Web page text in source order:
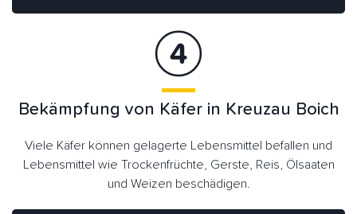
Bekämpfung von Käfer in Kreuzau Boich
Viele Käfer können gelagerte Lebensmittel befallen und
Lebensmittel wie Trockenfrüchte, Gerste, Reis, Ölsaaten
und Weizen beschädigen.